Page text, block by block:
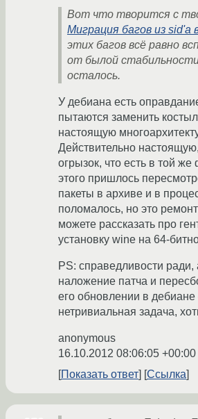
Вот что творится с
Миграция багов из sid'а
этих багов всё равно
от былой
осталось.
У дебиана есть
пытаются заменить
настоящую
Действительно
огрызок, что есть в той
этого пришлось
пакеты в архиве и в
поломалось, но это
можете рассказать про
установку wine на 64-
PS: справедливости ради,
наложение патча и
его обновлении в
нетривиальная задача,
anonymous
16.10.2012 08:06:05 +00:00
Показать ответ
Ссылка